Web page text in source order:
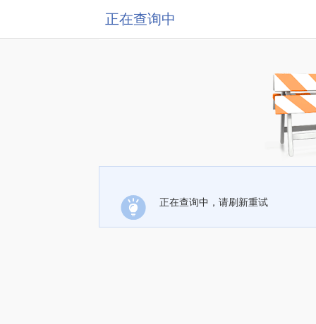
正在查询中
正在查询中，请刷新重试